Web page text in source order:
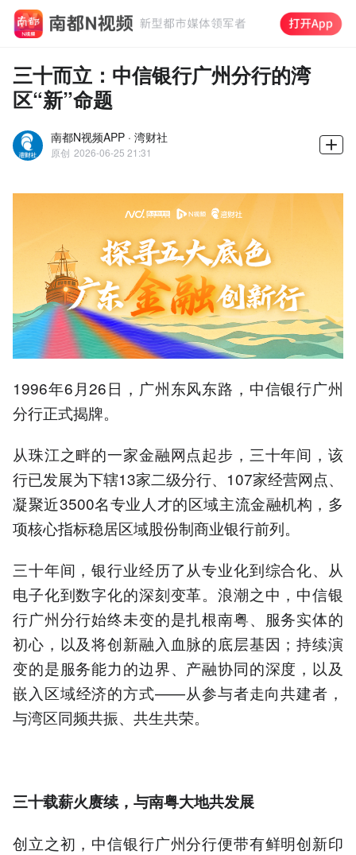
三十而立：中信银行广州分行的湾
区“新”命题
南都N视频APP · 湾财社
原创 2026-06-25 21:31
1996年6月26日，广州东风东路，中信银行广州
分行正式揭牌。
从珠江之畔的一家金融网点起步，三十年间，该
行已发展为下辖13家二级分行、107家经营网点、
凝聚近3500名专业人才的区域主流金融机构，多
项核心指标稳居区域股份制商业银行前列。
三十年间，银行业经历了从专业化到综合化、从
电子化到数字化的深刻变革。浪潮之中，中信银
行广州分行始终未变的是扎根南粤、服务实体的
初心，以及将创新融入血脉的底层基因；持续演
变的是服务能力的边界、产融协同的深度，以及
嵌入区域经济的方式——从参与者走向共建者，
与湾区同频共振、共生共荣。
三十载薪火赓续， 与南粤大地共发展
创立之初，中信银行广州分行便带有鲜明创新印